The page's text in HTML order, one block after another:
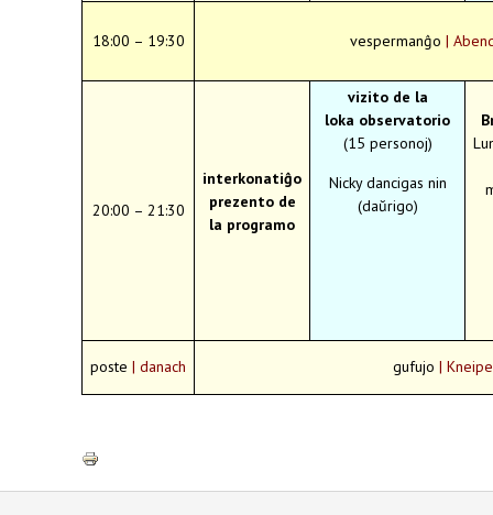
18:00 – 19:30 vespermanĝo |
20:00 – 21:30
interkonatiĝo
prezento de
la programo
vizito de la
loka observatorio
(15 personoj)
Nicky dancigas nin
(daŭrigo)
poste | danach gufujo | Kneipe